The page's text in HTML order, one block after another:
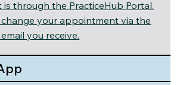
through the PracticeHub Portal.
change your appointment via the
you receive.